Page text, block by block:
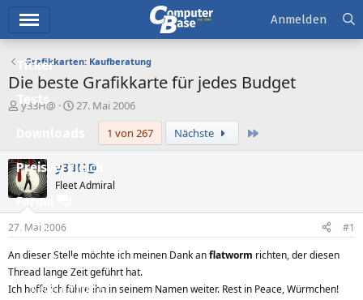
Ticker
Tests
Preisvergleich
Forum
Aktuelles
Empfohlene Inhalte
Neue Beiträge
Anmelden
Grafikkarten: Kaufberatung
Die beste Grafikkarte für jedes Budget
E
e
l
l
e
y33H@
E
e
l
m
27. Mai 2006
1 von 267
Nächste
y33H@
Fleet Admiral
27. Mai 2006
#1
An dieser Stelle möchte ich meinen Dank anflatworm richten, der diesen
Thread lange Zeit geführt hat.
Ich hoffe ich führe ihn in seinem Namen weiter. Rest in Peace, Würmchen!